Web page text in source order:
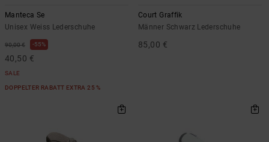
Manteca Se
Unisex Weiss Lederschuhe
90,00 € 55%
40,50 €
SALE
DOPPELTER RABATT EXTRA 25 %
Court Graffik
Männer Schwarz Lederschuhe
85,00 €